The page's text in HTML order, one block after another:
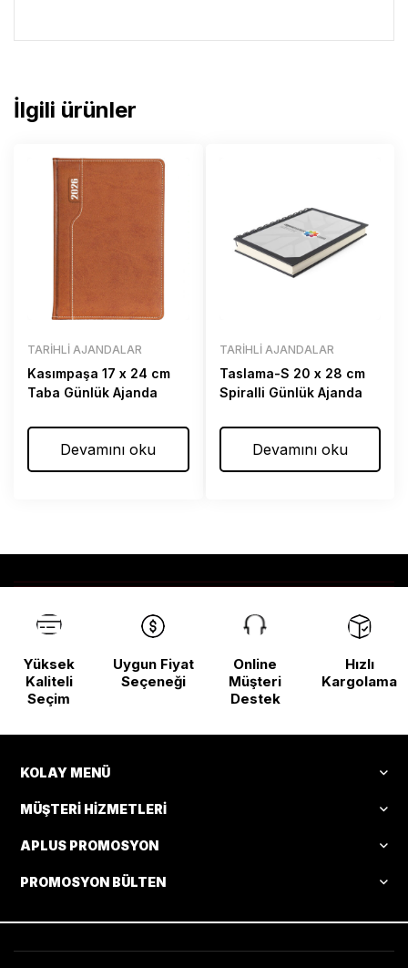
İlgili ürünler
TARIHLI AJANDALAR
Kasımpaşa 17 x 24 cm
Taba Günlük Ajanda
Devamını oku
TARIHLI AJANDALAR
Taslama-S 20 x 28 cm
Spiralli Günlük Ajanda
Devamını oku
Yüksek
Kaliteli
Seçim
Uygun Fiyat
Seçeneği
Online
Müşteri
Destek
Hızlı
Kargolama
KOLAY MENÜ
MÜŞTERI HIZMETLERI
APLUS PROMOSYON
PROMOSYON BÜLTEN